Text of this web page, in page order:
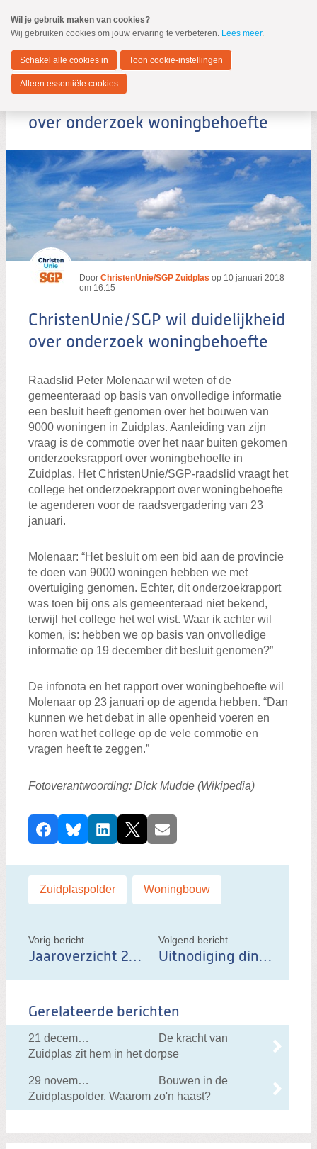
naar
Spring
de
inhoud
Spring
naar
Zuidplas
MENU
Zoeken
over onderzoek woningbehoefte
Door ChristenUnie/SGP Zuidplas op 10 januari 2018
om 16:15
ChristenUnie/SGP wil duidelijkheid
over onderzoek woningbehoefte
Raadslid Peter Molenaar wil weten of de
gemeenteraad op basis van onvolledige informatie
een besluit heeft genomen over het bouwen van
9000 woningen in Zuidplas. Aanleiding van zijn
vraag is de commotie over het naar buiten gekomen
onderzoeksrapport over woningbehoefte in
Zuidplas. Het ChristenUnie/SGP-raadslid vraagt het
college het onderzoekrapport over woningbehoefte
te agenderen voor de raadsvergadering van 23
januari.
Molenaar: “Het besluit om een bid aan de provincie
te doen van 9000 woningen hebben we met
overtuiging genomen. Echter, dit onderzoekrapport
was toen bij ons als gemeenteraad niet bekend,
terwijl het college het wel wist. Waar ik achter wil
komen, is: hebben we op basis van onvolledige
informatie op 19 december dit besluit genomen?”
De infonota en het rapport over woningbehoefte wil
Molenaar op 23 januari op de agenda hebben. “Dan
kunnen we het debat in alle openheid voeren en
horen wat het college op de vele commotie en
vragen heeft te zeggen.”
Fotoverantwoording: Dick Mudde (Wikipedia)
D
e
e
l
t
b
i
c
h
FacebookBlueskyLinkedIn
X E-mail
Labels:
Zuidplaspolder Woningbouw
Vorig bericht
Jaaroverzicht 2017
Volgend bericht
Uitnodiging dineravond ChristenUnie/SGP
Gerelateerde berichten
21 december 2017 om 09:00
De kracht van
Zuidplas zit hem in het dorpse
29 november 2017 om 20:30
Bouwen in de
Zuidplaspolder. Waarom zo'n haast?
Wil je gebruik maken van cookies?
Wij gebruiken cookies om jouw ervaring te verbeteren. Lees meer.
Schakel alle cookies in Toon cookie-instellingen
Alleen essentiële cookies